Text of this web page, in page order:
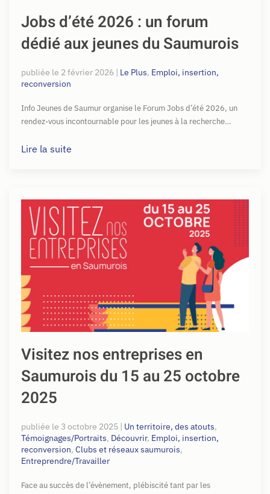
Jobs d’été 2026 : un forum
dédié aux jeunes du Saumurois
publiée le 2 février 2026 | Le Plus, Emploi, insertion,
reconversion
Info Jeunes de Saumur organise le Forum Jobs d’été 2026, un
rendez-vous incontournable pour les jeunes à la recherche…
Lire la suite
Visitez nos entreprises en
Saumurois du 15 au 25 octobre
2025
publiée le 3 octobre 2025 | Un territoire, des atouts,
Témoignages/Portraits, Découvrir, Emploi, insertion,
reconversion, Clubs et réseaux saumurois,
Entreprendre/Travailler
Face au succès de l’évènement, plébiscité tant par les